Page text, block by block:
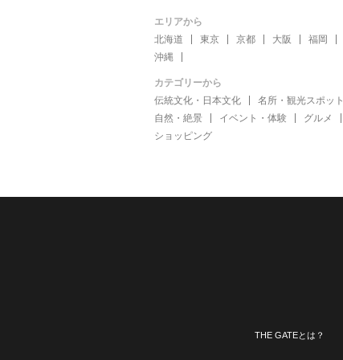
エリアから
北海道
東京 京都 大阪
福岡
沖縄
カテゴリーから
伝統文化・日本文化
名所・観光スポット
自然・絶景
イベント・体験
グルメ
ショッピング
THE GATEとは？